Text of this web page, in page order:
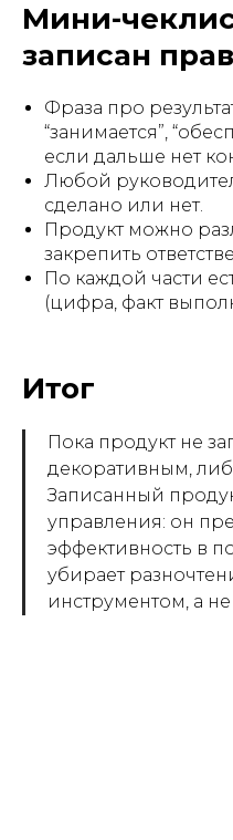
Мини-
записан
Фраза про
“занимается”,
если дальше нет
Любой
сделано или нет.
Продукт можно
закрепить
По каждой части
(цифра, факт
Итог
Пока продукт не
декоративным,
Записанный
управления: он
эффективность в
убирает
инструментом, а